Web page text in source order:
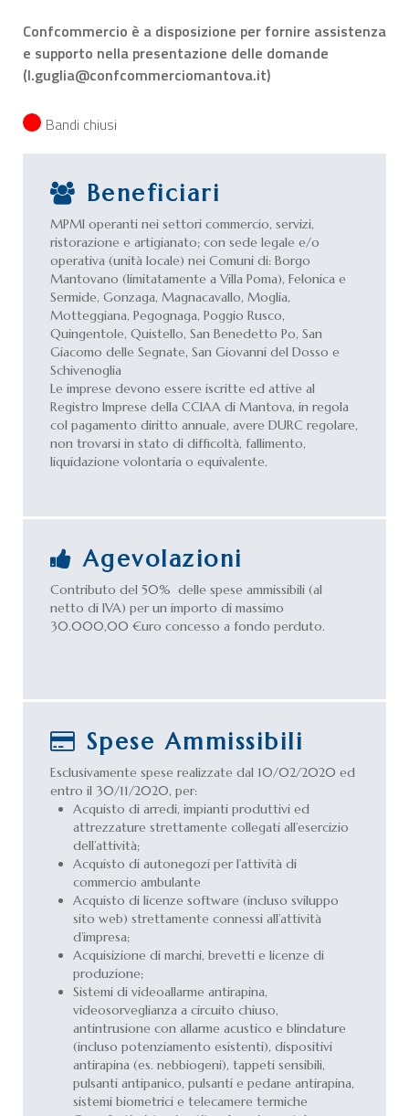
Confcommercio è a disposizione per fornire assistenza
e supporto nella presentazione delle domande
(l.guglia@confcommerciomantova.it)
Bandi chiusi
Beneficiari
MPMI operanti nei settori commercio, servizi,
ristorazione e artigianato; con sede legale e/o
operativa (unità locale) nei Comuni di: Borgo
Mantovano (limitatamente a Villa Poma), Felonica e
Sermide, Gonzaga, Magnacavallo, Moglia,
Motteggiana, Pegognaga, Poggio Rusco,
Quingentole, Quistello, San Benedetto Po, San
Giacomo delle Segnate, San Giovanni del Dosso e
Schivenoglia
Le imprese devono essere iscritte ed attive al
Registro Imprese della CCIAA di Mantova, in regola
col pagamento diritto annuale, avere DURC regolare,
non trovarsi in stato di difficoltà, fallimento,
liquidazione volontaria o equivalente.
Agevolazioni
Contributo del 50% delle spese ammissibili (al
netto di IVA) per un importo di massimo
30.000,00 €uro concesso a fondo perduto.
Spese Ammissibili
Esclusivamente spese realizzate dal 10/02/2020 ed
entro il 30/11/2020, per:
Acquisto di arredi, impianti produttivi ed
attrezzature strettamente collegati all’esercizio
dell’attività;
Acquisto di autonegozi per l’attività di
commercio ambulante
Acquisto di licenze software (incluso sviluppo
sito web) strettamente connessi all’attività
d’impresa;
Acquisizione di marchi, brevetti e licenze di
produzione;
Sistemi di videoallarme antirapina,
videosorveglianza a circuito chiuso,
antintrusione con allarme acustico e blindature
(incluso potenziamento esistenti), dispositivi
antirapina (es. nebbiogeni), tappeti sensibili,
pulsanti antipanico, pulsanti e pedane antirapina,
sistemi biometrici e telecamere termiche